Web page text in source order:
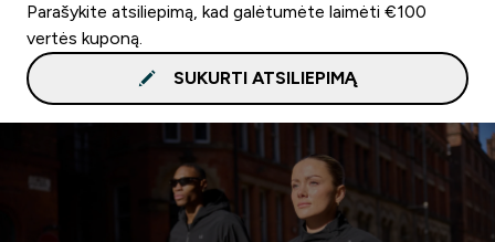
Parašykite atsiliepimą, kad galėtumėte laimėti €100
vertės kuponą.
SUKURTI ATSILIEPIMĄ